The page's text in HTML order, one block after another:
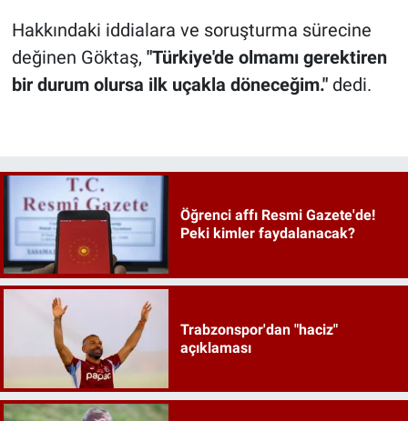
Hakkındaki iddialara ve soruşturma sürecine
değinen Göktaş, "Türkiye'de olmamı gerektiren
bir durum olursa ilk uçakla döneceğim."dedi.
Öğrenci affı Resmi Gazete'de!
Peki kimler faydalanacak?
Trabzonspor'dan "haciz"
açıklaması